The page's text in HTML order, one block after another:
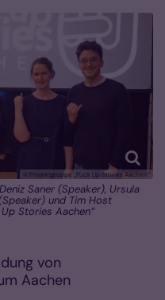
© Projektgruppe „Fuck Up Stories Aachen“
Saner (Speaker), Ursula
und Tim Host
Stories Aachen“
von
Aachen